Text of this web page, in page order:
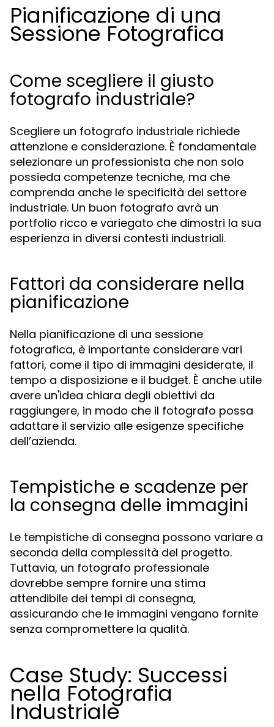
Pianificazione di una
Sessione Fotografica
Come scegliere il giusto
fotografo industriale?
Scegliere un fotografo industriale richiede
attenzione e considerazione. È fondamentale
selezionare un professionista che non solo
possieda competenze tecniche, ma che
comprenda anche le specificità del settore
industriale. Un buon fotografo avrà un
portfolio ricco e variegato che dimostri la sua
esperienza in diversi contesti industriali.
Fattori da considerare nella
pianificazione
Nella pianificazione di una sessione
fotografica, è importante considerare vari
fattori, come il tipo di immagini desiderate, il
tempo a disposizione e il budget. È anche utile
avere un'idea chiara degli obiettivi da
raggiungere, in modo che il fotografo possa
adattare il servizio alle esigenze specifiche
dell’azienda.
Tempistiche e scadenze per
la consegna delle immagini
Le tempistiche di consegna possono variare a
seconda della complessità del progetto.
Tuttavia, un fotografo professionale
dovrebbe sempre fornire una stima
attendibile dei tempi di consegna,
assicurando che le immagini vengano fornite
senza compromettere la qualità.
Case Study: Successi
nella Fotografia
Industriale